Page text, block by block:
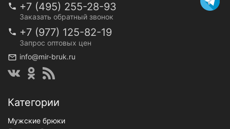
+7 (495) 255-28-93
Заказать обратный звонок
+7 (977) 125-82-19
Запрос оптовых цен
info@mir-bruk.ru
Категории
Мужские брюки